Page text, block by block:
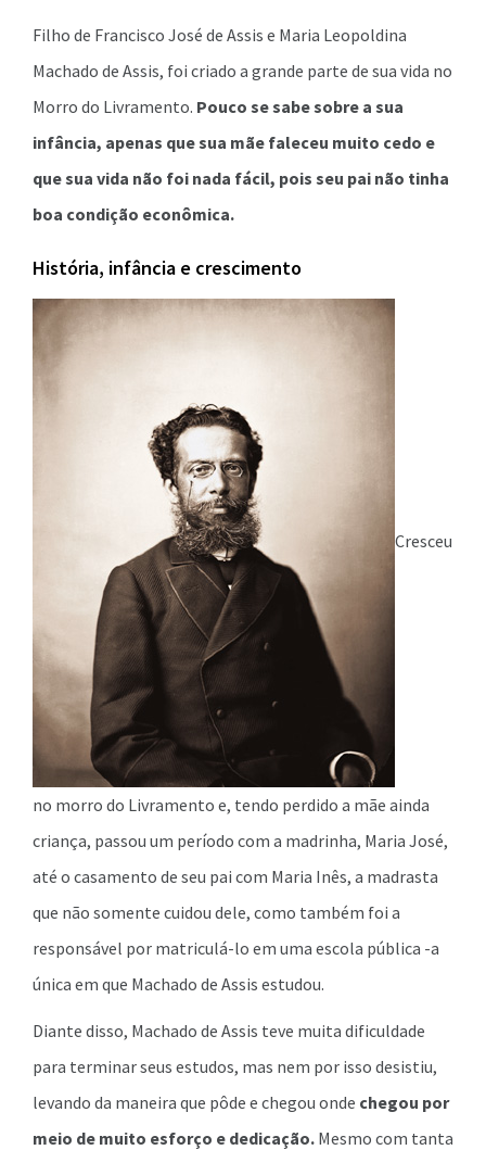
Filho de Francisco José de Assis e Maria Leopoldina
Machado de Assis, foi criado a grande parte de sua vida no
Morro do Livramento. Pouco se sabe sobre a sua
infância, apenas que sua mãe faleceu muito cedo e
que sua vida não foi nada fácil, pois seu pai não tinha
boa condição econômica.
História, infância e crescimento
Cresceu
no morro do Livramento e, tendo perdido a mãe ainda
criança, passou um período com a madrinha, Maria José,
até o casamento de seu pai com Maria Inês, a madrasta
que não somente cuidou dele, como também foi a
responsável por matriculá-lo em uma escola pública -a
única em que Machado de Assis estudou.
Diante disso, Machado de Assis teve muita dificuldade
para terminar seus estudos, mas nem por isso desistiu,
levando da maneira que pôde e chegou onde chegou por
meio de muito esforço e dedicação. Mesmo com tanta